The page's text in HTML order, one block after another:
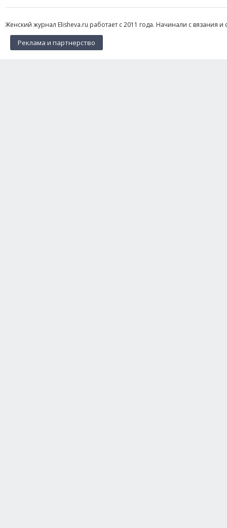
Женский журнал Elisheva.ru работает с 2011 года. Начинали с вязания
Реклама и партнерство